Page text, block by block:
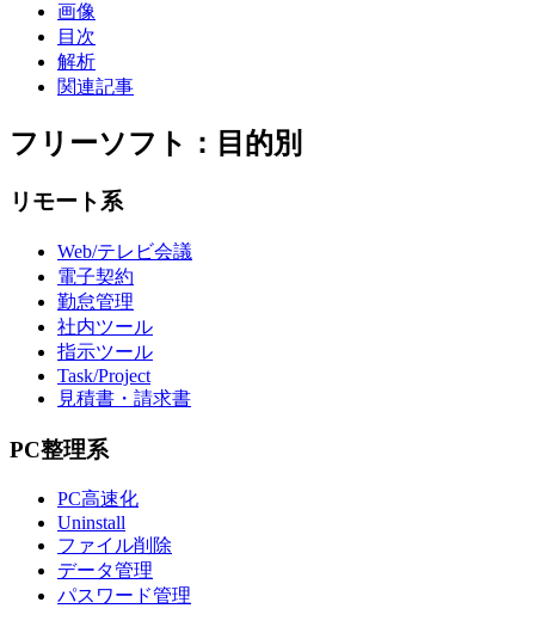
画像
目次
解析
関連記事
フリーソフト：目的別
リモート系
Web/テレビ会議
電子契約
勤怠管理
社内ツール
指示ツール
Task/Project
見積書・請求書
PC整理系
PC高速化
Uninstall
ファイル削除
データ管理
パスワード管理